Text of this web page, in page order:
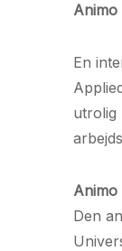
En
utrolig
Animo
Den